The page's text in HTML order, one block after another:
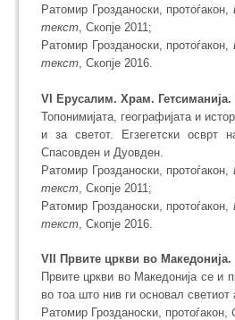
Ратомир Грозданоски, протоѓакон,
текст, Скопје 2011;
Ратомир Грозданоски, протоѓакон,
текст, Скопје 2016.
VI Ерусалим. Храм. Гетсиманија.
Топонимијата, географијата и
и за светот. Егзегетски осврт
Спасовден и Дуовден.
Ратомир Грозданоски, протоѓакон,
текст, Скопје 2011;
Ратомир Грозданоски, протоѓакон,
текст, Скопје 2016.
VII Првите цркви во Македонија.
Првите цркви во Македонија се и
во тоа што нив ги основал
Ратомир Грозданоски, протоѓакон,